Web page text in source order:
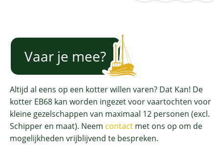
Vaar je mee?
Altijd al eens op een kotter willen varen? Dat Kan! De
kotter EB68 kan worden ingezet voor vaartochten voor
kleine gezelschappen van maximaal 12 personen (excl.
Schipper en maat). Neem contact met ons op om de
mogelijkheden vrijblijvend te bespreken.